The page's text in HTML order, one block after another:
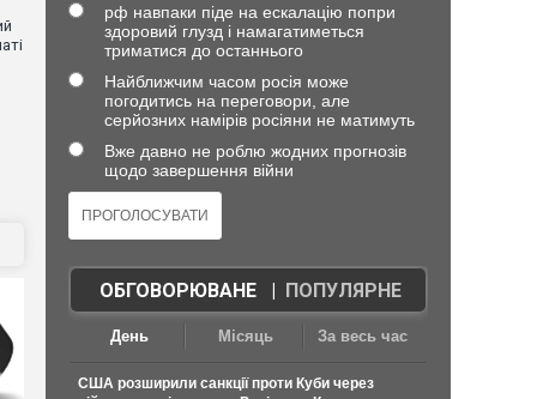
рф навпаки піде на ескалацію попри
здоровий глузд і намагатиметься
триматися до останнього
Найближчим часом росія може
погодитись на переговори, але
серйозних намірів росіяни не матимуть
Вже давно не роблю жодних прогнозів
щодо завершення війни
ОБГОВОРЮВАНЕ| ПОПУЛЯРНЕ
День Місяць За весь час
США розширили санкції проти Куби через